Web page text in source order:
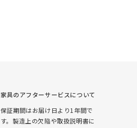
家具のアフターサービスについて
保証期間はお届け日より1年間で
す。製造上の欠陥や取扱説明書に